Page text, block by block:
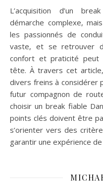
L’acquisition d’un break d’occasion représente une
démarche complexe,
les passionnés de
vaste, et se retrouver
confort et praticité peut
tête. À travers cet
divers freins à considérer
futur compagnon de
choisir un break fiable
points clés doivent être
s’orienter vers des
garantir une expérience